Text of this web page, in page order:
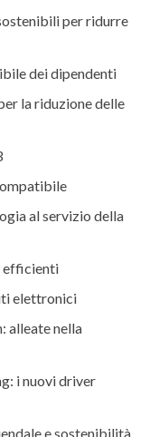
per ridurre
dei dipendenti
la riduzione delle
al servizio della
efficienti
elettronici
alleate nella
i nuovi driver
e sostenibilità